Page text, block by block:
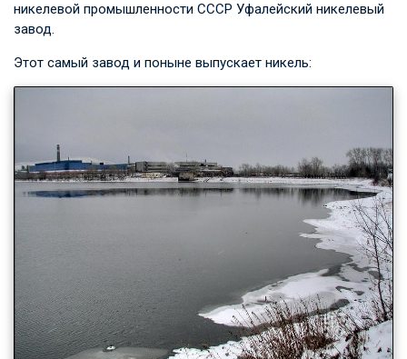
никелевой промышленности СССР Уфалейский никелевый
завод.
Этот самый завод и поныне выпускает никель: